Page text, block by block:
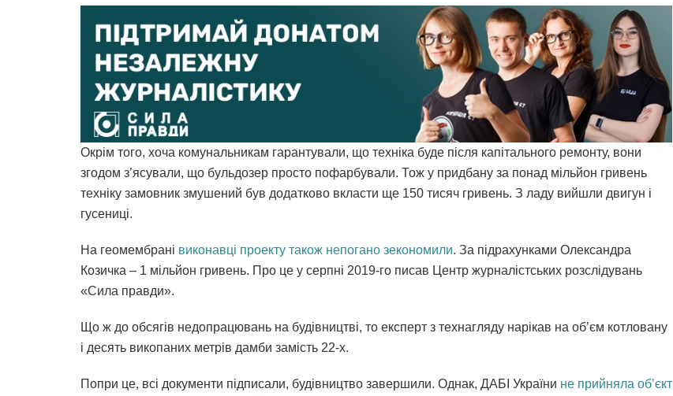
Окрім того, хоча комунальникам гарантували, що техніка буде після капітального ремонту, вони
згодом з’ясували, що бульдозер просто пофарбували. Тож у придбану за понад мільйон гривень
техніку замовник змушений був додатково вкласти ще 150 тисяч гривень. З ладу вийшли двигун і
гусениці.
На геомембрані виконавці проекту також непогано зекономили. За підрахунками Олександра
Козичка – 1 мільйон гривень. Про це у серпні 2019-го писав Центр журналістських розслідувань
«Сила правди».
Що ж до обсягів недопрацювань на будівництві, то експерт з технагляду нарікав на об’єм котловану
і десять викопаних метрів дамби замість 22-х.
Попри це, всі документи підписали, будівництво завершили. Однак, ДАБІ України не прийняла об’єкт